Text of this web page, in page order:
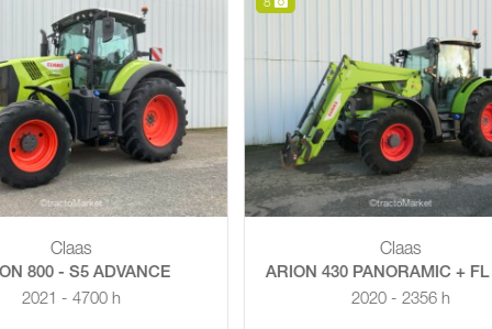
Claas
430 PANORAMIC + FL 100 C
2020 - 2356 h
6
Fendt
TRACTEUR FENDT
2020 - 3888 h